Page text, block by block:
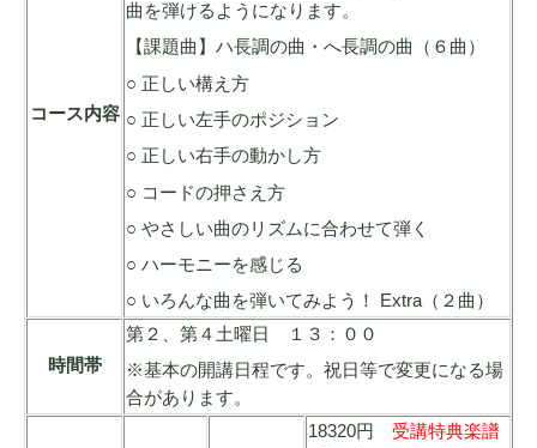
コース内容
曲を弾けるようになります。
【課題曲】ハ長調の曲・へ長調の曲（６曲）
○ 正しい構え方
○ 正しい左手のポジション
○ 正しい右手の動かし方
○ コードの押さえ方
○ やさしい曲のリズムに合わせて弾く
○ ハーモニーを感じる
○ いろんな曲を弾いてみよう！ Extra（２曲）
時間帯
第２、第４土曜日 １３：００
※基本の開講日程です。祝日等で変更になる場
合があります。
18320円 受講特典楽譜